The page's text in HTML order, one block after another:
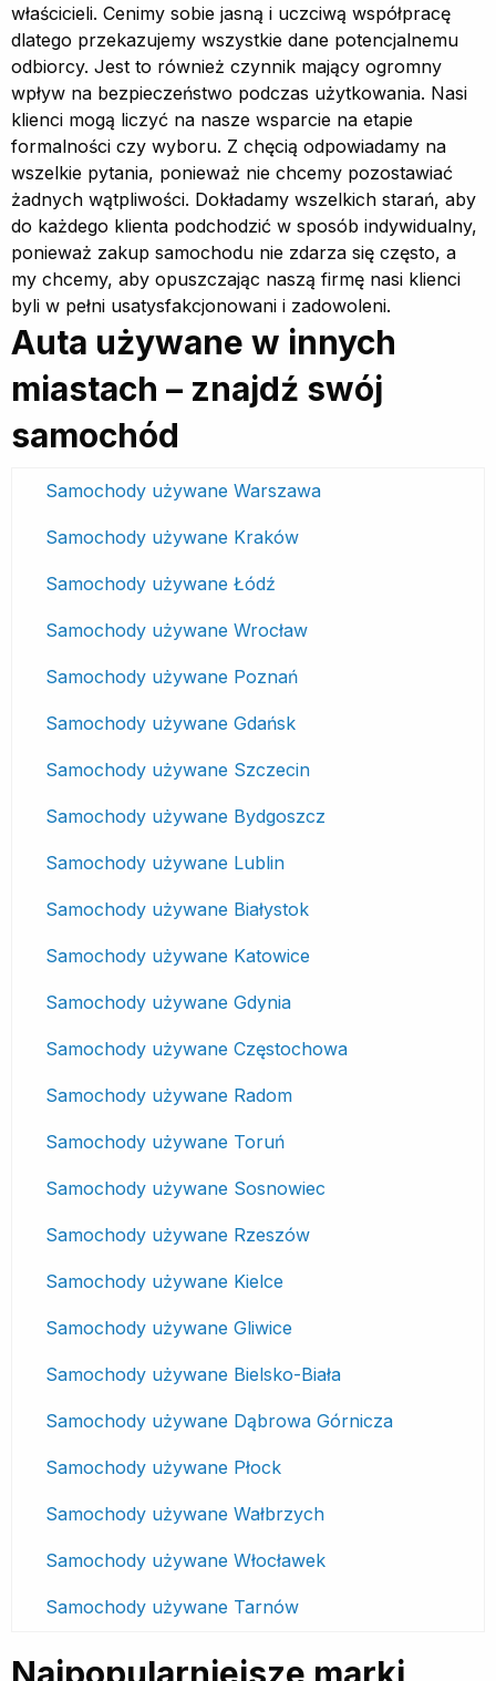
właścicieli. Cenimy sobie jasną i uczciwą współpracę
dlatego przekazujemy wszystkie dane potencjalnemu
odbiorcy. Jest to również czynnik mający ogromny
wpływ na bezpieczeństwo podczas użytkowania. Nasi
klienci mogą liczyć na nasze wsparcie na etapie
formalności czy wyboru. Z chęcią odpowiadamy na
wszelkie pytania, ponieważ nie chcemy pozostawiać
żadnych wątpliwości. Dokładamy wszelkich starań, aby
do każdego klienta podchodzić w sposób indywidualny,
ponieważ zakup samochodu nie zdarza się często, a
my chcemy, aby opuszczając naszą firmę nasi klienci
byli w pełni usatysfakcjonowani i zadowoleni.
Auta używane w innych
miastach – znajdź swój
samochód
Samochody używane Warszawa
Samochody używane Kraków
Samochody używane Łódź
Samochody używane Wrocław
Samochody używane Poznań
Samochody używane Gdańsk
Samochody używane Szczecin
Samochody używane Bydgoszcz
Samochody używane Lublin
Samochody używane Białystok
Samochody używane Katowice
Samochody używane Gdynia
Samochody używane Częstochowa
Samochody używane Radom
Samochody używane Toruń
Samochody używane Sosnowiec
Samochody używane Rzeszów
Samochody używane Kielce
Samochody używane Gliwice
Samochody używane Bielsko-Biała
Samochody używane Dąbrowa Górnicza
Samochody używane Płock
Samochody używane Wałbrzych
Samochody używane Włocławek
Samochody używane Tarnów
Najpopularniejsze marki